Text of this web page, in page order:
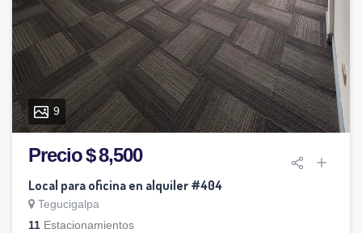
9
Precio $ 8,500
Local para oficina en alquiler #404
Tegucigalpa
11 Estacionamientos